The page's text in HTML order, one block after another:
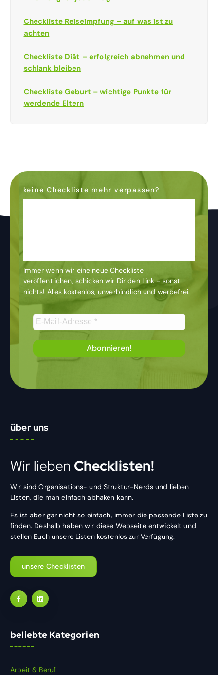
Checkliste Reiseimpfung – auf was ist zu
achten
Checkliste Diät – erfolgreich abnehmen und
schlank bleiben
Checkliste Geburt – wichtige Punkte für
werdende Eltern
keine Checkliste mehr verpassen?
Laufenden
Immer wenn wir eine neue Checkliste
veröffentlichen, schicken wir Dir den Link - sonst
nichts! Alles kostenlos, unverbindlich und werbefrei.
über uns
Wir lieben Checklisten!
Wir sind Organisations- und Struktur-Nerds und lieben
Listen, die man einfach abhaken kann.
Es ist aber gar nicht so einfach, immer die passende Liste zu
finden. Deshalb haben wir diese Webseite entwickelt und
stellen Euch unsere Listen kostenlos zur Verfügung.
unsere Checklisten
beliebte Kategorien
Arbeit & Beruf